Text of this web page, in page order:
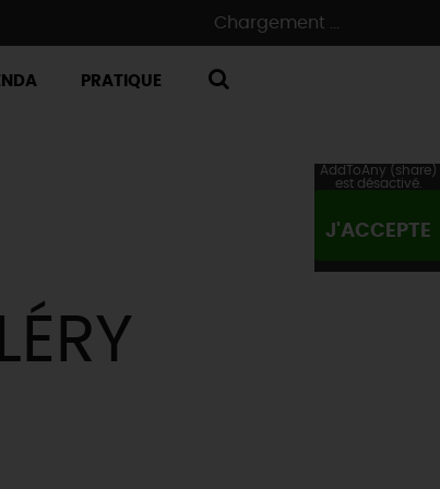
Chargement ...
PRATIQUE
AddToAny (share)
est désactivé.
J'ACCEPTE